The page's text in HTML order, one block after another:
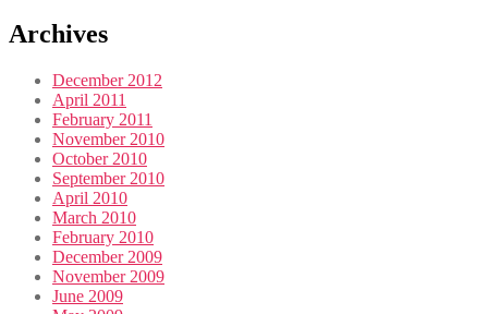
Archives
December 2012
April 2011
February 2011
November 2010
October 2010
September 2010
April 2010
March 2010
February 2010
December 2009
November 2009
June 2009